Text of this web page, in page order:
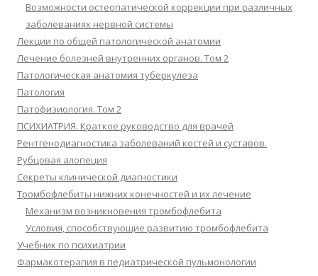
Возможности остеопатической коррекции при различных
заболеваниях нервной системы
Лекции по общей патологической анатомии
Лечение болезней внутренних органов. Том 2
Патологическая анатомия туберкулеза
Патология
Патофизиология. Том 2
ПСИХИАТРИЯ. Краткое руководство для врачей
Рентгенодиагностика заболеваний костей и суставов.
Рубцовая алопеция
Секреты клинической диагностики
Тромбофлебиты нижних конечностей и их лечение
Механизм возникновения тромбофлебита
Условия, способствующие развитию тромбофлебита
Учебник по психиатрии
Фармакотерапия в педиатрической пульмонологии